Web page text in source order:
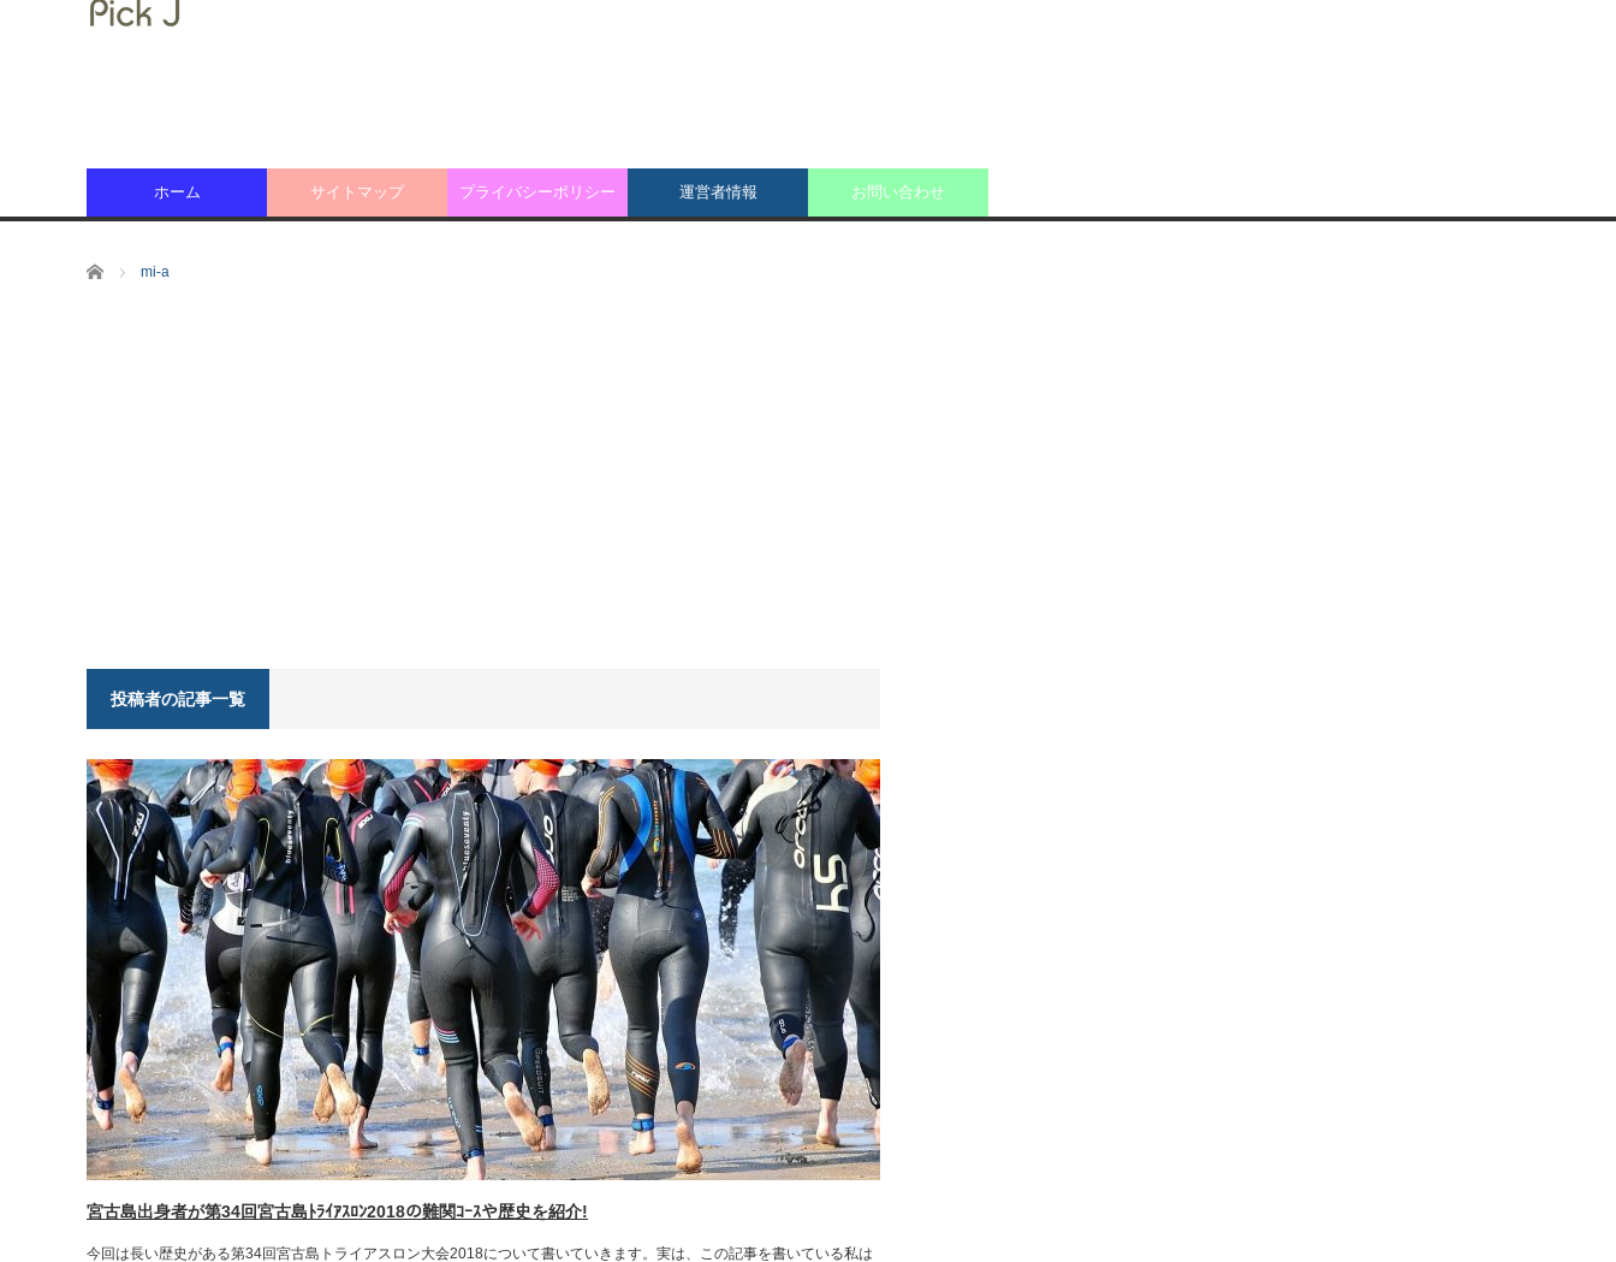
ホーム サイトマップ プライバシーポリシー 運営者情報 お問い合わせ
ホーム mi-a
投稿者の記事一覧
宮古島出身者が第34回宮古島ﾄﾗｲｱｽﾛﾝ2018の難関ｺｰｽや歴史を紹介!
今回は長い歴史がある第34回宮古島トライアスロン大会2018について書いていきます。実は、この記事を書いている私は